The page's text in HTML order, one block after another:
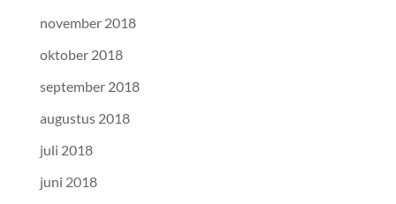
november 2018
oktober 2018
september 2018
augustus 2018
juli 2018
juni 2018